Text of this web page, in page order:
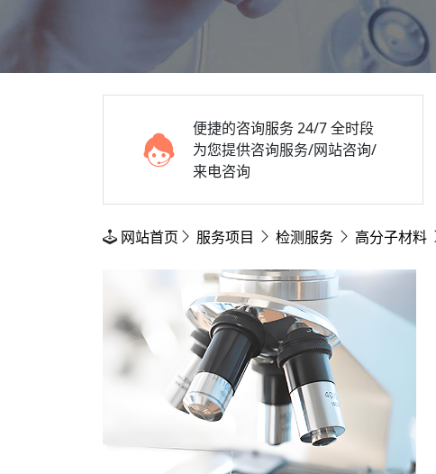
便捷的咨询服务24/7 全时段
为您提供咨询服务/网站咨询/
来电咨询
网站首页 服务项目 检测服务 高分子材料